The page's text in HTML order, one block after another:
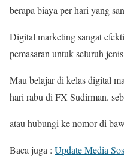
berapa biaya per hari yang
Digital marketing sangat
pemasaran untuk seluruh
Mau belajar di kelas digital
hari rabu di FX Sudirman.
atau hubungi ke nomor di
Baca juga : Update Media